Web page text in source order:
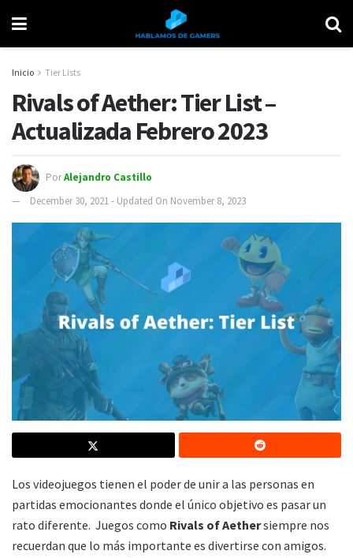
Inicio Tier Lists
Rivals of Aether: Tier List –
Actualizada Febrero 2023
PorAlejandro Castillo
December 30, 2021 - Updated On November 8, 2023
Los videojuegos tienen el poder de unir a las personas en
partidas emocionantes donde el único objetivo es pasar un
rato diferente. Juegos como Rivals of Aethersiempre nos
recuerdan que lo más importante es divertirse con amigos.